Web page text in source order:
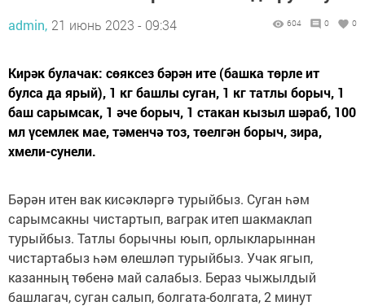
admin, 21 июнь 2023 - 09:34 604 0 0
Кирәк булачак: сөяксез бәрән ите (башка төрле ит
булса да ярый), 1 кг башлы суган, 1 кг татлы борыч, 1
баш сарымсак, 1 әче борыч, 1 стакан кызыл шәраб, 100
мл үсемлек мае, тәменчә тоз, төелгән борыч, зира,
хмели-сунели.
Бәрән итен вак кисәкләргә турыйбыз. Суган һәм
сарымсакны чистартып, ваграк итеп шакмаклап
турыйбыз. Татлы борычны юып, орлыкларыннан
чистартабыз һәм өлешләп турыйбыз. Учак ягып,
казанның төбенә май салабыз. Бераз чыжылдый
башлагач, суган салып, болгата-болгата, 2 минут